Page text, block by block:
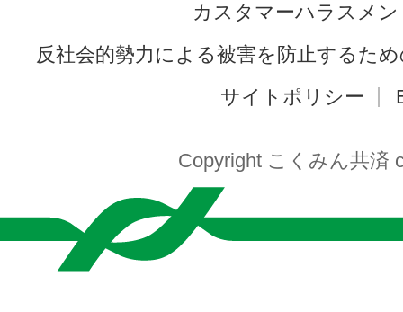
カスタマーハラスメ
反社会的勢力による被害を防止するた
サイトポリシー
Copyright こくみん共済